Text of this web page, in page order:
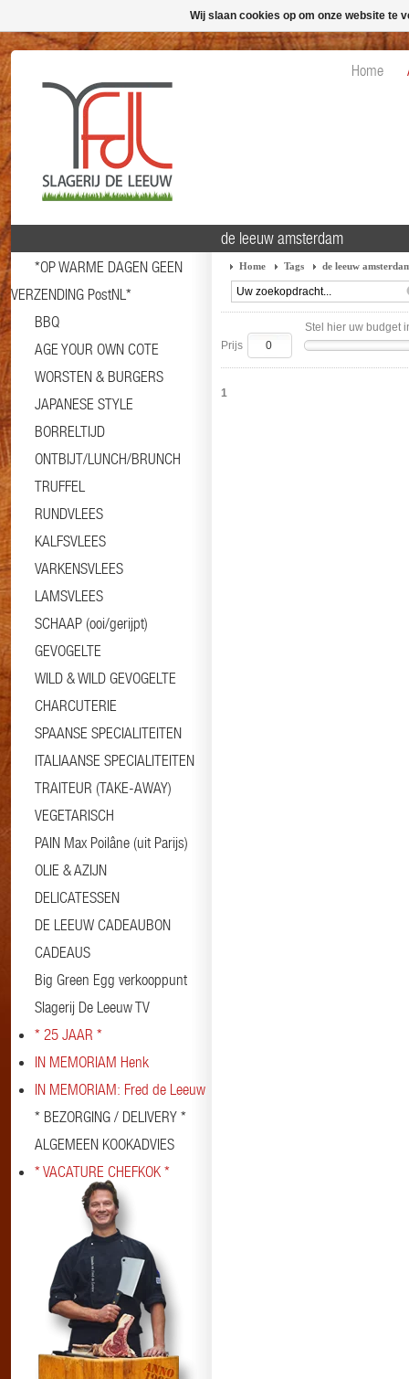
Home
*OP WARME DAGEN GEEN
VERZENDING PostNL*
BBQ
AGE YOUR OWN COTE
WORSTEN & BURGERS
JAPANESE STYLE
BORRELTIJD
ONTBIJT/LUNCH/BRUNCH
TRUFFEL
RUNDVLEES
KALFSVLEES
VARKENSVLEES
LAMSVLEES
SCHAAP (ooi/gerijpt)
GEVOGELTE
WILD & WILD GEVOGELTE
CHARCUTERIE
SPAANSE SPECIALITEITEN
ITALIAANSE SPECIALITEITEN
TRAITEUR (TAKE-AWAY)
VEGETARISCH
PAIN Max Poilâne (uit Parijs)
OLIE & AZIJN
DELICATESSEN
DE LEEUW CADEAUBON
CADEAUS
Big Green Egg verkooppunt
Slagerij De Leeuw TV
* 25 JAAR *
IN MEMORIAM Henk
IN MEMORIAM: Fred de Leeuw
* BEZORGING / DELIVERY *
ALGEMEEN KOOKADVIES
* VACATURE CHEFKOK *
de leeuw amsterdam
Home Tags de leeuw
Stel hier uw budget
Prijs
1
Wij slaan cookies op om onze website te